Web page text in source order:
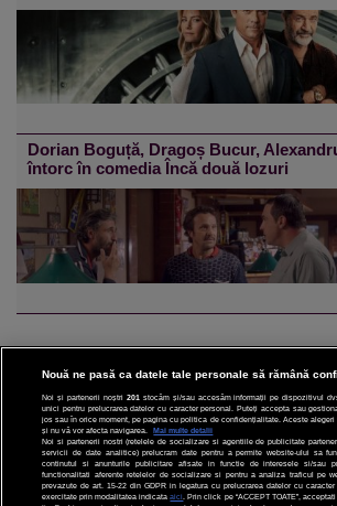
Dorian Boguță, Dragoș Bucur,
întorc în comedia Încă două lozuri
CINEMA
DIVERTISMENT
STIRI
Nouă ne pasă ca datele tale personale să rămână
Noi și partenerii noștri 201 stocăm și/sau accesăm informații pe dispozitivul
unici pentru prelucrarea datelor cu caracter personal. Puteți accepta sau
jos sau în orice moment, pe pagina cu politica de confidențialitate. Aceste alegeri
și nu vă vor afecta navigarea.
Mai multe detalii
Noi si partenerii nostri (retelele de socializare si agentiile de publicitate
servicii de date analitice) prelucram date pentru a permite website-ului sa
continutul si anunturile publicitare afisate in functie de interesele si/sau
functionalitati aferente retelelor de socializare si pentru a analiza traficul pe
prevazute de art. 15-22 din GDPR in legatura cu prelucrarea datelor cu
exercitate prin modalitatea indicataaici . Prin click pe “ACCEPT TOATE”,